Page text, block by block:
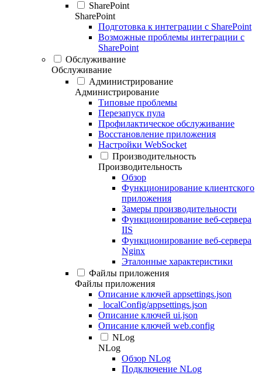
SharePoint
SharePoint
Подготовка к интеграции с SharePoint
Возможные проблемы интеграции с
SharePoint
Обслуживание
Обслуживание
Администрирование
Администрирование
Типовые проблемы
Перезапуск пула
Профилактическое обслуживание
Восстановление приложения
Настройки WebSocket
Производительность
Производительность
Обзор
Функционирование клиентского
приложения
Замеры производительности
Функционирование веб-сервера
IIS
Функционирование веб-сервера
Nginx
Эталонные характеристики
Файлы приложения
Файлы приложения
Описание ключей appsettings.json
_localConfig/appsettings.json
Описание ключей ui.json
Описание ключей web.config
NLog
NLog
Обзор NLog
Подключение NLog